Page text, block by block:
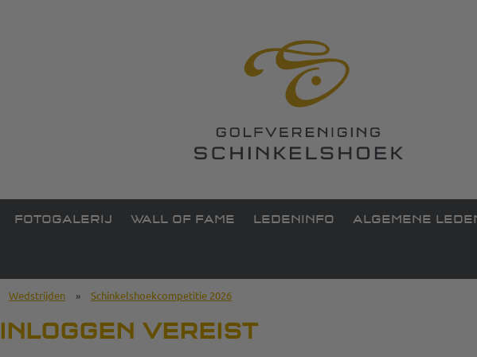
FOTOGALERIJ WALL OF FAME LEDENINFO ALGEMENE
Wedstrijden » Schinkelshoekcompetitie 2026
INLOGGEN VEREIST